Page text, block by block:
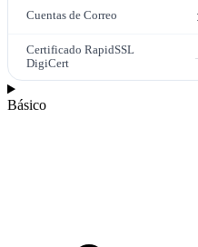
Cuentas de Correo
Certificado RapidSSL
DigiCert
Básico